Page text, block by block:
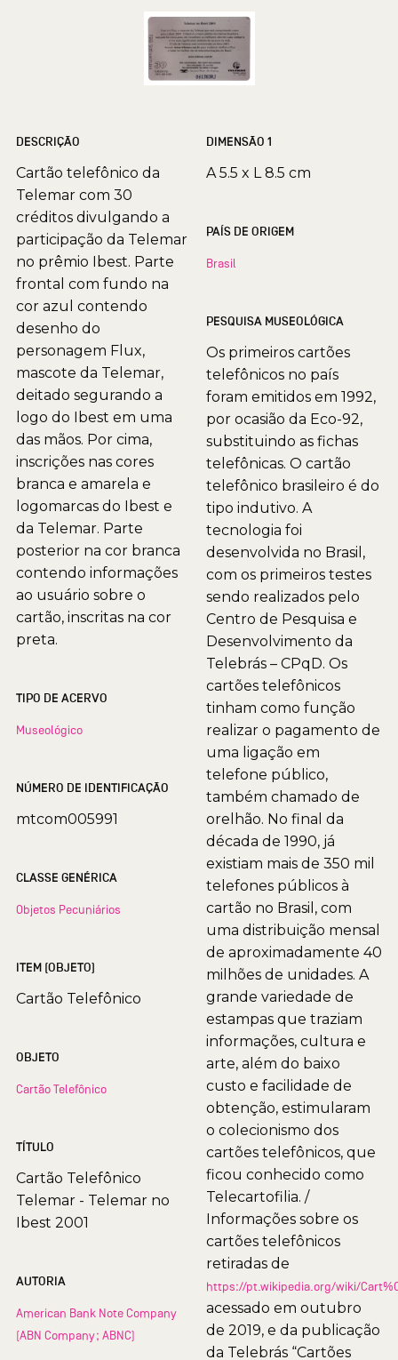
DESCRIÇÃO
Cartão telefônico da
Telemar com 30
créditos divulgando a
participação da Telemar
no prêmio Ibest. Parte
frontal com fundo na
cor azul contendo
desenho do
personagem Flux,
mascote da Telemar,
deitado segurando a
logo do Ibest em uma
das mãos. Por cima,
inscrições nas cores
branca e amarela e
logomarcas do Ibest e
da Telemar. Parte
posterior na cor branca
contendo informações
ao usuário sobre o
cartão, inscritas na cor
preta.
TIPO DE ACERVO
Museológico
NÚMERO DE IDENTIFICAÇÃO
mtcom005991
CLASSE GENÉRICA
Objetos Pecuniários
ITEM (OBJETO)
Cartão Telefônico
OBJETO
Cartão Telefônico
TÍTULO
Cartão Telefônico
Telemar - Telemar no
Ibest 2001
AUTORIA
American Bank Note Company
(ABN Company; ABNC)
DIMENSÃO 1
A 5.5 x L 8.5 cm
PAÍS DE ORIGEM
Brasil
PESQUISA MUSEOLÓGICA
Os primeiros cartões
telefônicos no país
foram emitidos em 1992,
por ocasião da Eco-92,
substituindo as fichas
telefônicas. O cartão
telefônico brasileiro é do
tipo indutivo. A
tecnologia foi
desenvolvida no Brasil,
com os primeiros testes
sendo realizados pelo
Centro de Pesquisa e
Desenvolvimento da
Telebrás – CPqD. Os
cartões telefônicos
tinham como função
realizar o pagamento de
uma ligação em
telefone público,
também chamado de
orelhão. No final da
década de 1990, já
existiam mais de 350 mil
telefones públicos à
cartão no Brasil, com
uma distribuição mensal
de aproximadamente 40
milhões de unidades. A
grande variedade de
estampas que traziam
informações, cultura e
arte, além do baixo
custo e facilidade de
obtenção, estimularam
o colecionismo dos
cartões telefônicos, que
ficou conhecido como
Telecartofilia. /
Informações sobre os
cartões telefônicos
retiradas de
https://pt.wikipedia.org/wiki/
acessado em outubro
de 2019, e da publicação
da Telebrás “Cartões